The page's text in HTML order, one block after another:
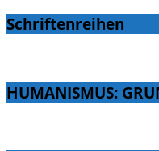
Schriftenreihen
HUMANISMUS: